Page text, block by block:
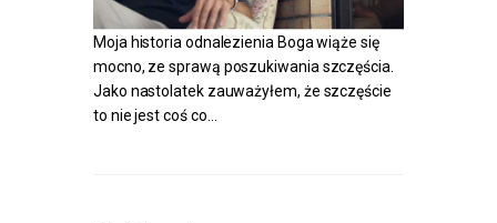
Moja historia odnalezienia Boga wiąże się
mocno, ze sprawą poszukiwania szczęścia.
Jako nastolatek zauważyłem, że szczęście
to nie jest coś co…